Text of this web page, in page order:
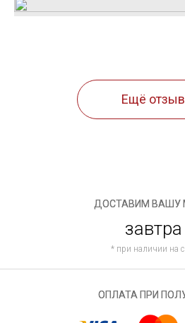
Ещё
ДОСТАВИМ ВАШУ
завтра
* при наличии на
ОПЛАТА ПРИ